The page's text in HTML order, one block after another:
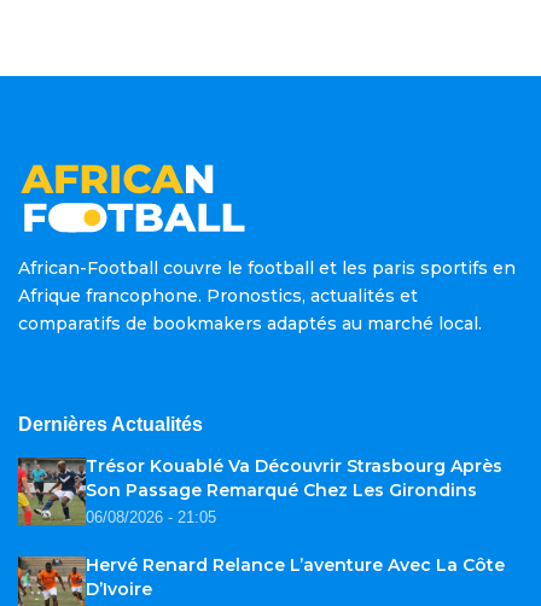
African-Football couvre le football et les paris sportifs en
Afrique francophone. Pronostics, actualités et
comparatifs de bookmakers adaptés au marché local.
Dernières Actualités
Trésor Kouablé Va Découvrir Strasbourg Après
Son Passage Remarqué Chez Les Girondins
06/08/2026 - 21:05
Hervé Renard Relance L’aventure Avec La Côte
D’Ivoire